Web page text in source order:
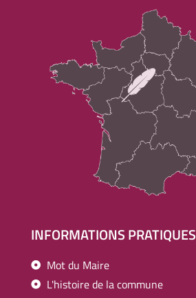
INFORMATIONS PRATIQUES
Mot du Maire
L'histoire de la commune